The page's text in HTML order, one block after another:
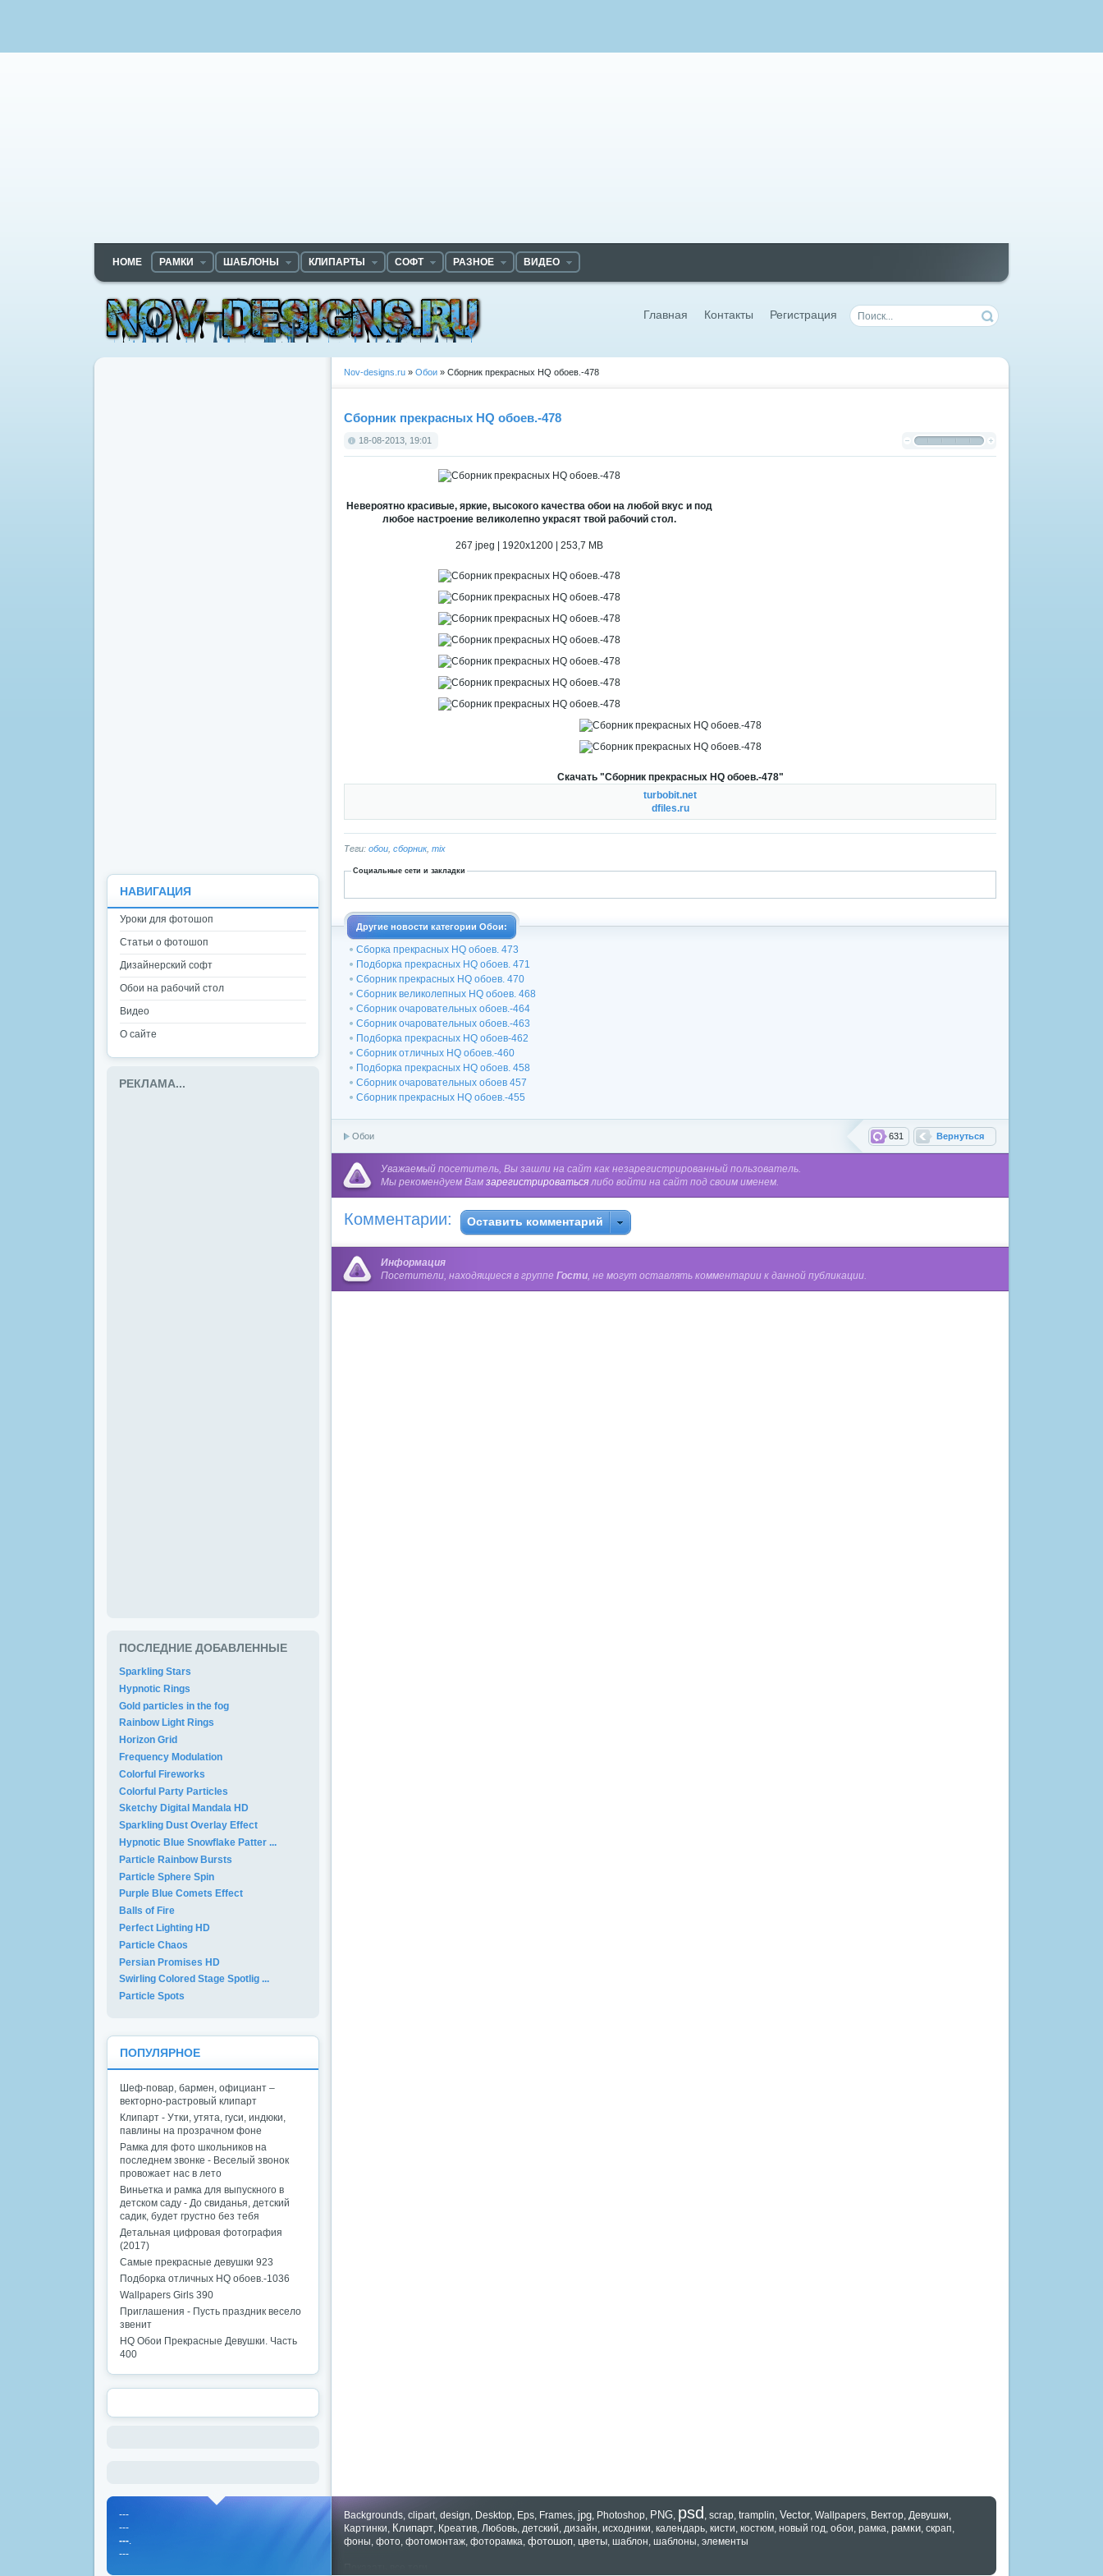
HOME РАМКИ ШАБЛОНЫ КЛИПАРТЫ СОФТ РАЗНОЕ ВИДЕО
Главная Контакты Регистрация
Nov-designs.ru » Обои » Сборник прекрасных HQ обоев.-478
Сборник прекрасных HQ обоев.-478
18-08-2013, 19:01
Невероятно красивые, яркие, высокого качества обои на любой вкус и под
любое настроение великолепно украсят твой рабочий стол.
267 jpeg | 1920x1200 | 253,7 MB
Скачать "Сборник прекрасных HQ обоев.-478"
turbobit.net
dfiles.ru
Теги: обои сборник, mix
Социальные сети и закладки
Другие новости категории Обои:
Сборка прекрасных HQ обоев. 473
Подборка прекрасных HQ обоев. 471
Сборник прекрасных HQ обоев. 470
Сборник великолепных HQ обоев. 468
Сборник очаровательных обоев.-464
Сборник очаровательных обоев.-463
Подборка прекрасных HQ обоев-462
Сборник отличных HQ обоев.-460
Подборка прекрасных HQ обоев. 458
Сборник очаровательных обоев 457
Сборник прекрасных HQ обоев.-455
Вернуться
631
Обои
Уважаемый посетитель, Вы зашли на сайт как незарегистрированный пользователь.
Мы рекомендуем Вам зарегистрироватьсялибо войти на сайт под своим именем.
Комментарии: Оставить комментарий
Информация
Посетители, находящиеся в группе Гости, не могут оставлять комментарии к данной публикации.
НАВИГАЦИЯ
Уроки для фотошоп
Статьи о фотошоп
Дизайнерский софт
Обои на рабочий стол
Видео
О сайте
РЕКЛАМА...
ПОСЛЕДНИЕ ДОБАВЛЕННЫЕ
Sparkling Stars
Hypnotic Rings
Gold particles in the fog
Rainbow Light Rings
Horizon Grid
Frequency Modulation
Colorful Fireworks
Colorful Party Particles
Sketchy Digital Mandala HD
Sparkling Dust Overlay Effect
Hypnotic Blue Snowflake Patter ...
Particle Rainbow Bursts
Particle Sphere Spin
Purple Blue Comets Effect
Balls of Fire
Perfect Lighting HD
Particle Chaos
Persian Promises HD
Swirling Colored Stage Spotlig ...
Particle Spots
ПОПУЛЯРНОЕ
Шеф-повар, бармен, официант –
векторно-растровый клипарт
Клипарт - Утки, утята, гуси, индюки,
павлины на прозрачном фоне
Рамка для фото школьников на
последнем звонке - Веселый звонок
провожает нас в лето
Виньетка и рамка для выпускного в
детском саду - До свиданья, детский
садик, будет грустно без тебя
Детальная цифровая фотография
(2017)
Самые прекрасные девушки 923
Подборка отличных HQ обоев.-1036
Wallpapers Girls 390
Приглашения - Пусть праздник весело
звенит
HQ Обои Прекрасные Девушки. Часть
400
Backgrounds, clipart, design, Desktop, Eps, Frames, jpg, Photoshop, PNG, psd , scrap, tramplin, Vector, Wallpapers, Вектор, Девушки,
Картинки, Клипарт, Креатив, Любовь, детский, дизайн, исходники, календарь, кисти, костюм, новый год, обои, рамка, рамки, скрап,
фоны, фото, фотомонтаж, фоторамка, фотошоп, цветы, шаблон, шаблоны, элементы
---
---
---.
---